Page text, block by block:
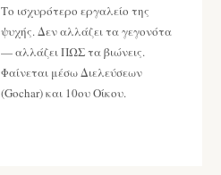
Το ισχυρότερο εργαλείο της
ψυχής. Δεν αλλάζει τα γεγονότα
— αλλάζει ΠΩΣ τα βιώνεις.
Φαίνεται μέσω Διελεύσεων
(Gochar) και 10ου Οίκου.